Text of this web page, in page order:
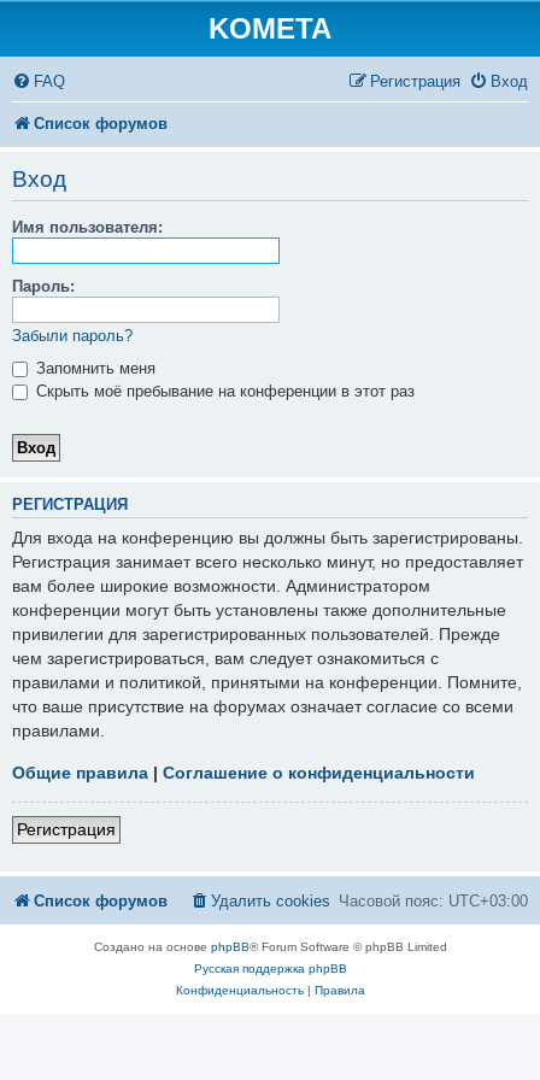
KOMETA
FAQ Вход
Регистрация
Список форумов
Вход
Имя пользователя:
Пароль:
Забыли пароль?
Запомнить меня
Скрыть моё пребывание на конференции в этот раз
РЕГИСТРАЦИЯ
Для входа на конференцию вы должны быть зарегистрированы.
Регистрация занимает всего несколько минут, но предоставляет
вам более широкие возможности. Администратором
конференции могут быть установлены также дополнительные
привилегии для зарегистрированных пользователей. Прежде
чем зарегистрироваться, вам следует ознакомиться с
правилами и политикой, принятыми на конференции. Помните,
что ваше присутствие на форумах означает согласие со всеми
правилами.
Общие правила | Соглашение о конфиденциальности
Регистрация
Список форумов Часовой пояс: UTC+03:00
Удалить cookies
Создано на основе phpBB® Forum Software © phpBB Limited
Русская поддержка phpBB
Конфиденциальность| Правила